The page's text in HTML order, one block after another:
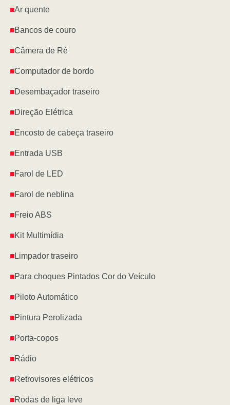
Ar quente
Bancos de couro
Câmera de Ré
Computador de bordo
Desembaçador traseiro
Direção Elétrica
Encosto de cabeça traseiro
Entrada USB
Farol de LED
Farol de neblina
Freio ABS
Kit Multimídia
Limpador traseiro
Para choques Pintados Cor do Veículo
Piloto Automático
Pintura Perolizada
Porta-copos
Rádio
Retrovisores elétricos
Rodas de liga leve